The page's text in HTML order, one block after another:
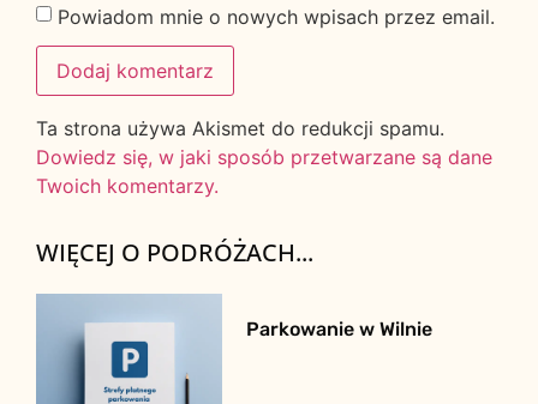
Powiadom mnie o nowych wpisach przez email.
Ta strona używa Akismet do redukcji spamu.
Dowiedz się, w jaki sposób przetwarzane są dane
Twoich komentarzy.
WIĘCEJ O PODRÓŻACH...
Parkowanie w Wilnie